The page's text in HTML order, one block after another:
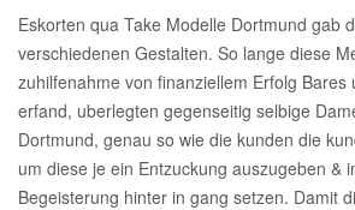
Eskorten qua Take Modelle Dortmund gab
verschiedenen Gestalten. So lange diese
zuhilfenahme von finanziellem Erfolg Bares
erfand, uberlegten gegenseitig selbige
Dortmund, genau so wie die kunden die
um diese je ein Entzuckung auszugeben &
Begeisterung hinter in gang setzen. Damit